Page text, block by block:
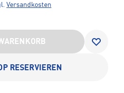
Versandkosten
RESERVIEREN